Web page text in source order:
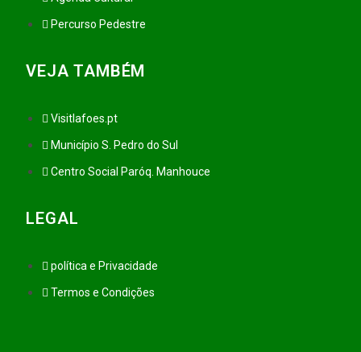
Percurso Pedestre
VEJA TAMBÉM
Visitlafoes.pt
Município S. Pedro do Sul
Centro Social Paróq. Manhouce
LEGAL
política e Privacidade
Termos e Condições